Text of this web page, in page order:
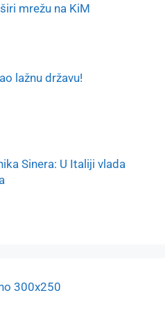
mrežu na KiM
lažnu državu!
Sinera: U Italiji vlada